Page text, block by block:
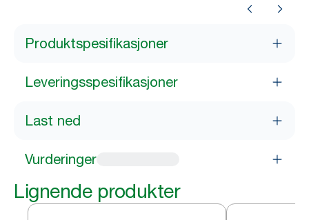
Produktspesifikasjoner
Leveringsspesifikasjoner
Last ned
Vurderinger
Lignende produkter